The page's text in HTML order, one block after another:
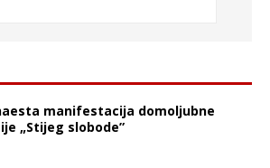
manifestacija domoljubne
„Stijeg slobode”